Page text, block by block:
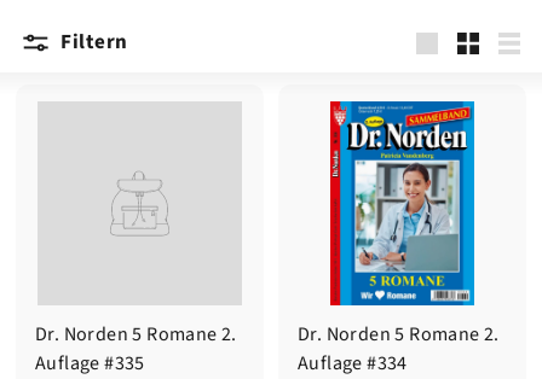
a Filtern
Dr. Norden 5 Romane 2.
Auflage #335
Dr. Norden 5 Romane 2.
Auflage #334